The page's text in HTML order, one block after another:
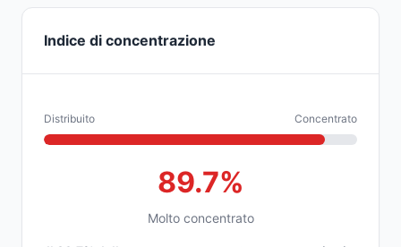
Indice di concentrazione
Distribuito Concentrato
89.7%
Molto concentrato